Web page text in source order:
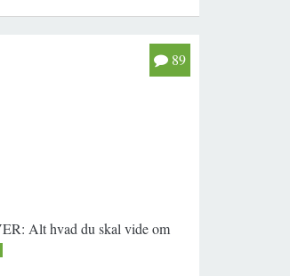
Alt hvad du skal vide om
89